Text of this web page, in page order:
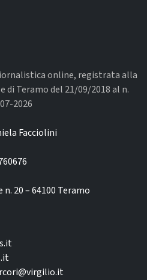
online, registrata alla
Teramo del 21/09/2018 al n.
2026
Facciolini
20 – 64100 Teramo